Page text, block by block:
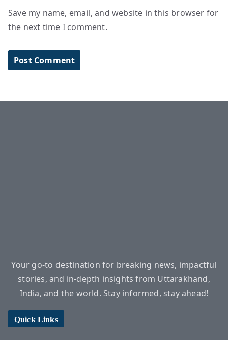
Save my name, email, and website in this browser for
the next time I comment.
Your go-to destination for breaking news, impactful
stories, and in-depth insights from Uttarakhand,
India, and the world. Stay informed, stay ahead!
Quick Links